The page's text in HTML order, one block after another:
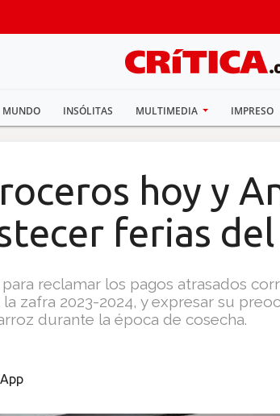
MUNDO INSÓLITAS MULTIMEDIA IMPRESO
hoy y
ferias
reclamar los pagos atrasados
zafra 2023-2024, y expresar su
durante la época de cosecha.